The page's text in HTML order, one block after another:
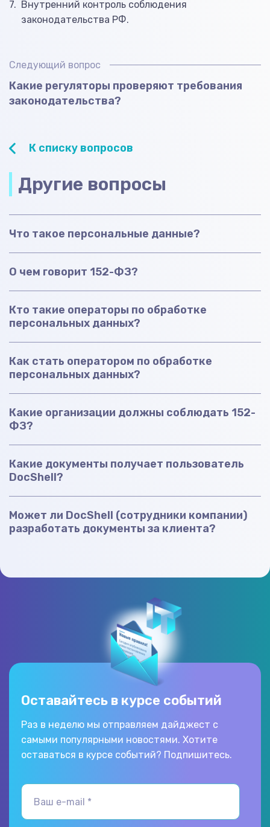
Внутренний контроль соблюдения
законодательства РФ.
Следующий вопрос
Какие регуляторы проверяют требования
законодательства?
К списку вопросов
Другие вопросы
Что такое персональные данные?
О чем говорит 152-ФЗ?
Кто такие операторы по обработке
персональных данных?
Как стать оператором по обработке
персональных данных?
Какие организации должны соблюдать 152-
ФЗ?
Какие документы получает пользователь
DocShell?
Может ли DocShell (сотрудники компании)
разработать документы за клиента?
Оставайтесь в курсе событий
Раз в неделю мы отправляем дайджест с
самыми популярными новостями. Хотите
оставаться в курсе событий? Подпишитесь.